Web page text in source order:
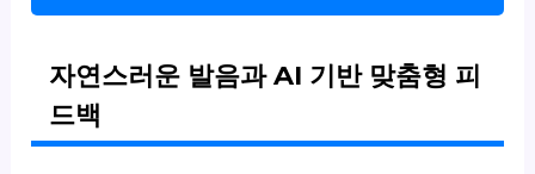
자연스러운 발음과 AI 기반 맞춤형 피
드백